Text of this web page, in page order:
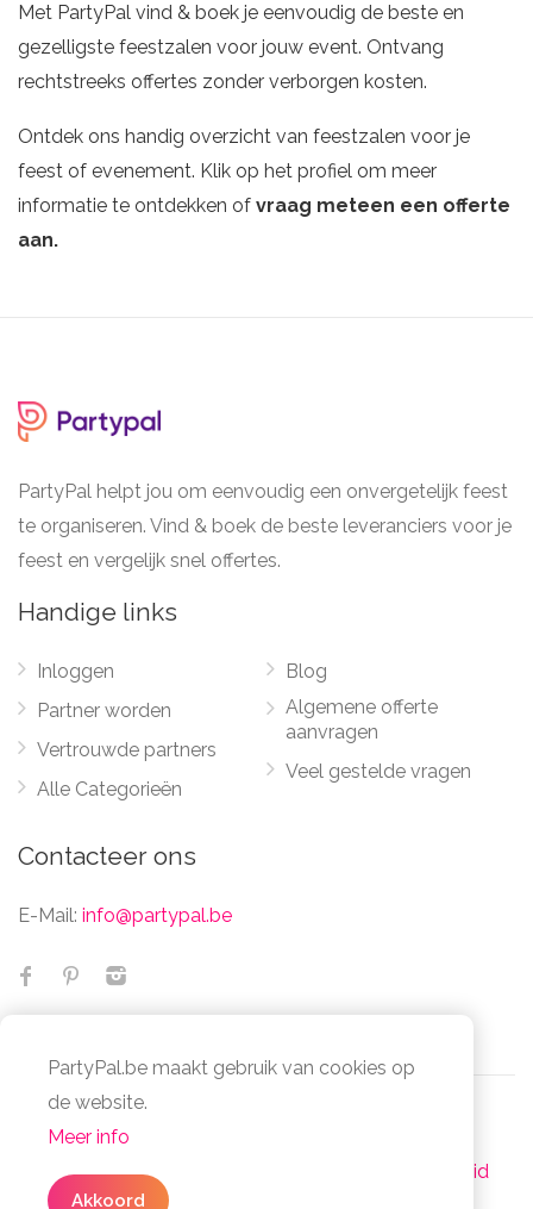
Met PartyPal vind & boek je eenvoudig de beste en
gezelligste feestzalen voor jouw event. Ontvang
rechtstreeks offertes zonder verborgen kosten.
Ontdek ons handig overzicht van feestzalen voor je
feest of evenement. Klik op het profiel om meer
informatie te ontdekken of vraag meteen een offerte
aan.
PartyPal helpt jou om eenvoudig een onvergetelijk feest
te organiseren. Vind & boek de beste leveranciers voor je
feest en vergelijk snel offertes.
Handige links
Inloggen
Partner worden
Vertrouwde partners
Alle Categorieën
Blog
Algemene offerte
aanvragen
Veel gestelde vragen
Contacteer ons
E-Mail: info@partypal.be
© Partypal 2026 Alle Rechten Voorbehouden -
Algemene voorwaarden
Privacy- en cookiebeleid
offerte in en bespaar je tijd en moeite.
PartyPal.be maakt gebruik van cookies op
de website.
Meer info
Akkoord